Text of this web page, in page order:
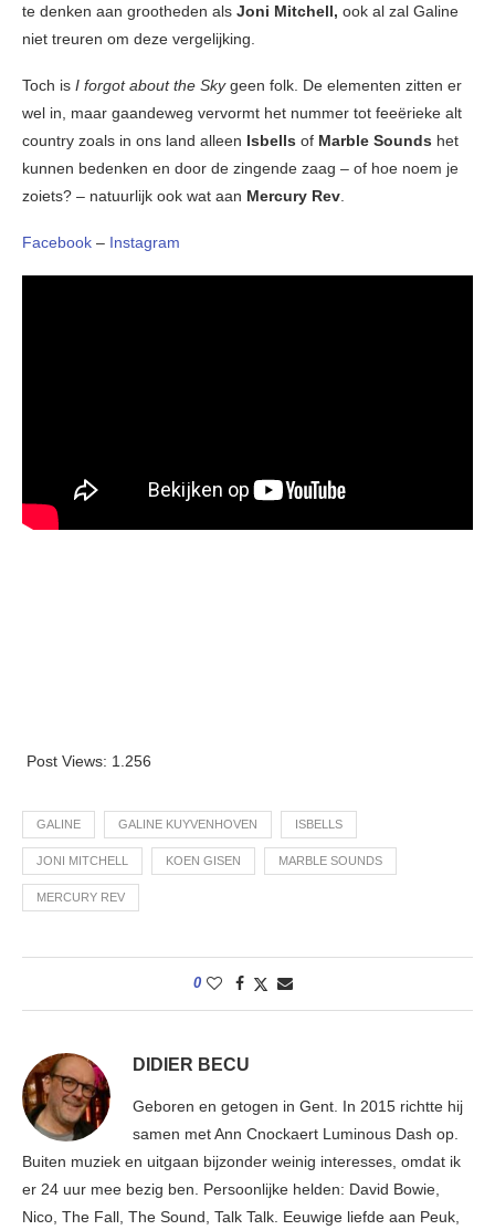
te denken aan grootheden als Joni Mitchell, ook al zal Galine
niet treuren om deze vergelijking.
Toch is I forgot about the Skygeen folk. De elementen zitten er
wel in, maar gaandeweg vervormt het nummer tot feeërieke alt
country zoals in ons land alleen Isbells of Marble Sounds het
kunnen bedenken en door de zingende zaag – of hoe noem je
zoiets? – natuurlijk ook wat aan Mercury Rev.
Facebook – Instagram
Post Views: 1.256
GALINE GALINE KUYVENHOVEN ISBELLS
JONI MITCHELL KOEN GISEN MARBLE SOUNDS
MERCURY REV
0
DIDIER BECU
Geboren en getogen in Gent. In 2015 richtte hij
samen met Ann Cnockaert Luminous Dash op.
Buiten muziek en uitgaan bijzonder weinig interesses, omdat ik
er 24 uur mee bezig ben. Persoonlijke helden: David Bowie,
Nico, The Fall, The Sound, Talk Talk. Eeuwige liefde aan Peuk,